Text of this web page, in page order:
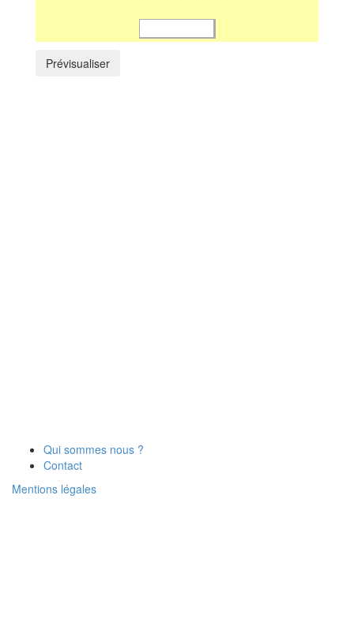
Qui sommes nous ?
Contact
Mentions légales